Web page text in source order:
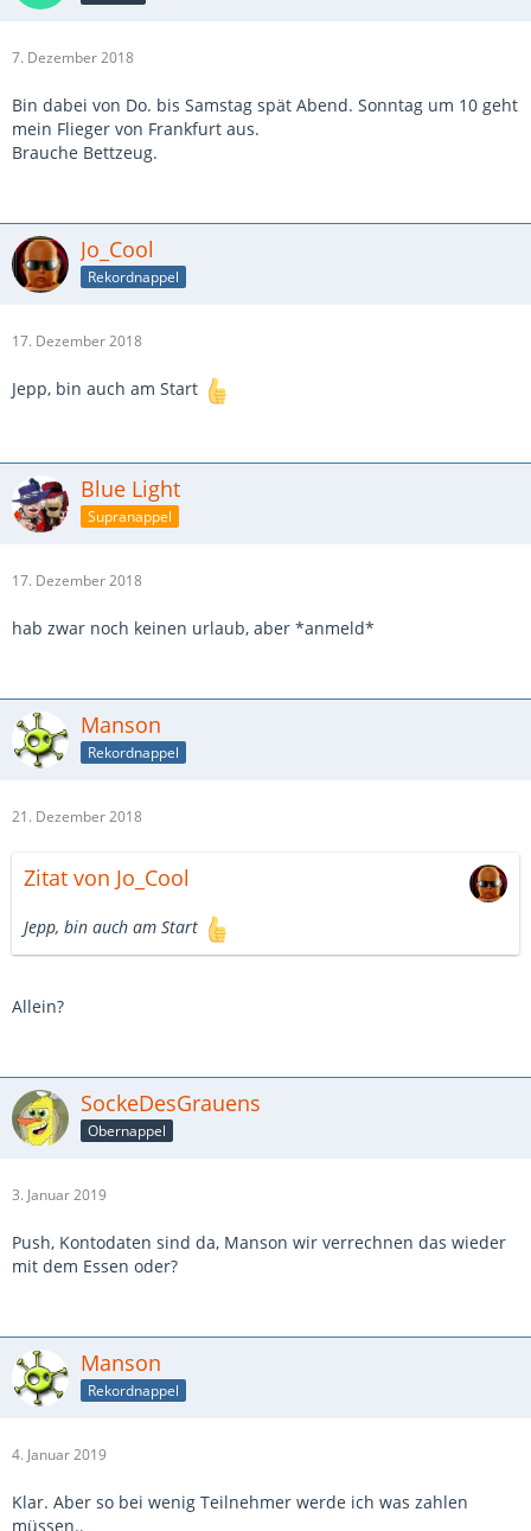
7. Dezember 2018
Bin dabei von Do. bis Samstag spät Abend. Sonntag um 10 geht
mein Flieger von Frankfurt aus.
Brauche Bettzeug.
Jo_Cool
Rekordnappel
17. Dezember 2018
Jepp, bin auch am Start
Blue Light
Supranappel
17. Dezember 2018
hab zwar noch keinen urlaub, aber *anmeld*
Manson
Rekordnappel
21. Dezember 2018
Zitat von Jo_Cool
Jepp, bin auch am Start
Allein?
SockeDesGrauens
Obernappel
3. Januar 2019
Push, Kontodaten sind da, Manson wir verrechnen das wieder
mit dem Essen oder?
Manson
Rekordnappel
4. Januar 2019
Klar. Aber so bei wenig Teilnehmer werde ich was zahlen
müssen..